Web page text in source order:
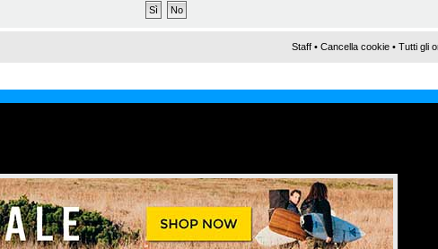
Staff • Cancella cookie • Tutti gli